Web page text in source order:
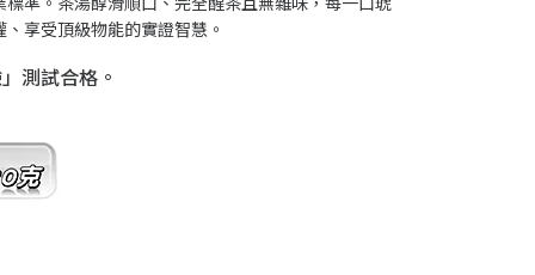
享受頂級物能的實證智慧。
測試合格。